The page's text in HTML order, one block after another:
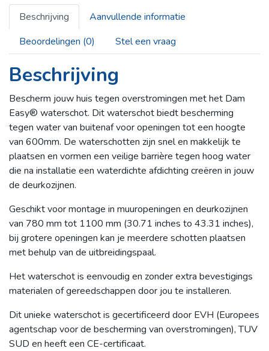
Beschrijving
Aanvullende informatie
Beoordelingen (0)
Stel een vraag
Beschrijving
Bescherm jouw huis tegen overstromingen met het Dam
Easy® waterschot. Dit waterschot biedt bescherming
tegen water van buitenaf voor openingen tot een hoogte
van 600mm. De waterschotten zijn snel en makkelijk te
plaatsen en vormen een veilige barrière tegen hoog water
die na installatie een waterdichte afdichting creëren in jouw
de deurkozijnen.
Geschikt voor montage in muuropeningen en deurkozijnen
van 780 mm tot 1100 mm (30.71 inches to 43.31 inches),
bij grotere openingen kan je meerdere schotten plaatsen
met behulp van de uitbreidingspaal.
Het waterschot is eenvoudig en zonder extra bevestigings
materialen of gereedschappen door jou te installeren.
Dit unieke waterschot is gecertificeerd door EVH (Europees
agentschap voor de bescherming van overstromingen), TUV
SUD en heeft een CE-certificaat.